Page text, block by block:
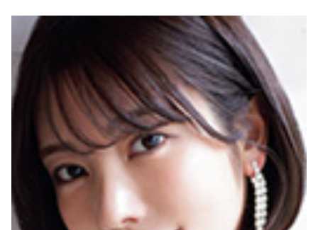
【画像】 空調服、なんかヱロくなるｗ
【恐怖】 酒とタバコを愛する日常系女性YouTuber、ガチで体が終わる・・・
配信限定 BOOOM！ CUTS！ 豊田怜花 ハメ撮り
【画像】 ジャパネットたかたで胸チラする放送事故ｗｗｗｗｗｗｗｗｗ